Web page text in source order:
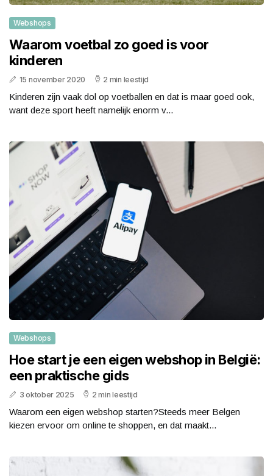
Webshops
Waarom voetbal zo goed is voor
kinderen
15 november 2020 2 min leestijd
Kinderen zijn vaak dol op voetballen en dat is maar goed ook,
want deze sport heeft namelijk enorm v...
Webshops
Hoe start je een eigen webshop in België:
een praktische gids
3 oktober 2025 2 min leestijd
Waarom een eigen webshop starten?Steeds meer Belgen
kiezen ervoor om online te shoppen, en dat maakt...